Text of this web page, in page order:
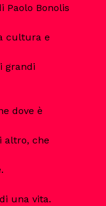
Paolo Bonolis
cultura e
grandi
dove è
altro, che
una vita.